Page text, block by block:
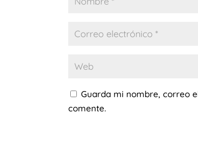
Guarda mi nombre, correo
comente.